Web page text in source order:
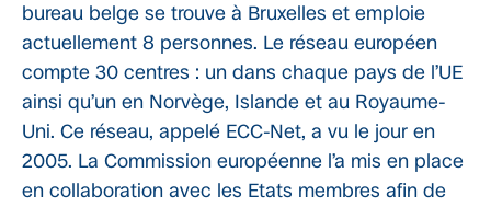
bureau belge se trouve à Bruxelles et emploie
actuellement 8 personnes. Le réseau européen
compte 30 centres : un dans chaque pays de l’UE
ainsi qu’un en Norvège, Islande et au Royaume-
Uni. Ce réseau, appelé ECC-Net, a vu le jour en
2005. La Commission européenne l’a mis en place
en collaboration avec les Etats membres afin de